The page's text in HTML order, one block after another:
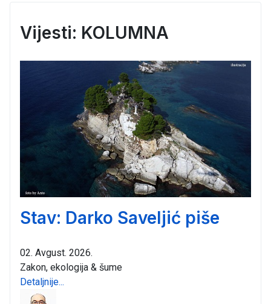
Vijesti: KOLUMNA
Stav: Darko Saveljić piše
02. Avgust. 2026.
Zakon, ekologija & šume
Detaljnije...